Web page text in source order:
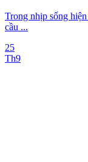
Trong nhịp sống
cầu ...
25
Th9